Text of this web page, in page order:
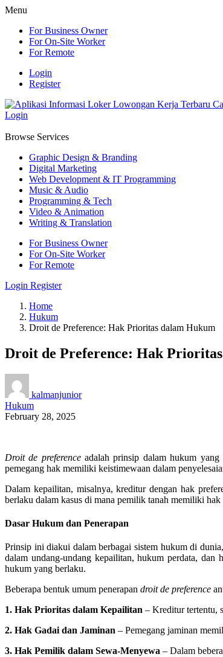
Menu
For Business Owner
For On-Site Worker
For Remote
Login
Register
Login
Browse Services
Graphic Design & Branding
Digital Marketing
Web Development & IT Programming
Music & Audio
Programming & Tech
Video & Animation
Writing & Translation
For Business Owner
For On-Site Worker
For Remote
Login Register
Home
Hukum
Droit de Preference: Hak Prioritas dalam Hukum
Droit de Preference: Hak
kalmanjunior
Hukum
February 28, 2025
Droit de preferenceadalah prinsip dalam hukum yang
pemegang hak memiliki keistimewaan dalam
Dalam kepailitan, misalnya, kreditur dengan hak
berlaku dalam kasus di mana pemilik tanah memiliki
Dasar Hukum dan Penerapan
Prinsip ini diakui dalam berbagai sistem hukum di
dalam undang-undang kepailitan, hukum perdata,
hukum yang berlaku.
Beberapa bentuk umum penerapan droit de preference
1. Hak Prioritas dalam Kepailitan – Kreditur tertentu,
2. Hak Gadai dan Jaminan – Pemegang jaminan
3. Hak Pemilik dalam Sewa-Menyewa – Dalam